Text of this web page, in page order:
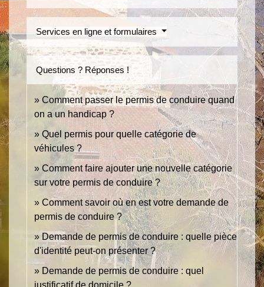
Services en ligne et formulaires
Questions ? Réponses !
Comment passer le permis de conduire quand
on a un handicap ?
Quel permis pour quelle catégorie de
véhicules ?
Comment faire ajouter une nouvelle catégorie
sur votre permis de conduire ?
Comment savoir où en est votre demande de
permis de conduire ?
Demande de permis de conduire : quelle pièce
d'identité peut-on présenter ?
Demande de permis de conduire : quel
justificatif de domicile ?